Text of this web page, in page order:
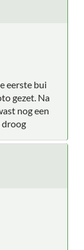
eerste bui
gezet. Na
nog een
droog